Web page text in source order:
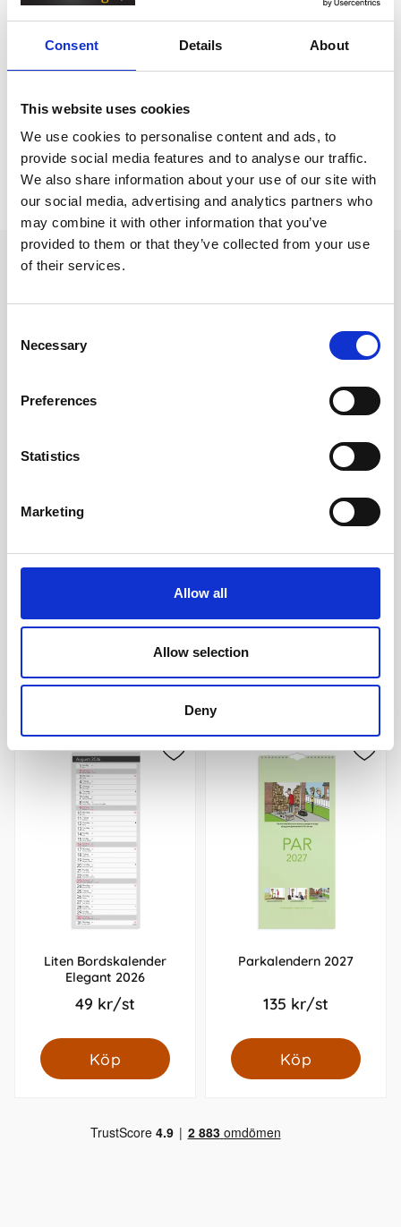
Consent Details About
This website uses cookies
We use cookies to personalise content and ads, to
provide social media features and to analyse our traffic.
We also share information about your use of our site with
our social media, advertising and analytics partners who
may combine it with other information that you’ve
provided to them or that they’ve collected from your use
of their services.
Selection
Necessary
Preferences
Statistics
Marketing
Allow all
Allow selection
Deny
Kalendrar & almanackor för 2027 / Väggkalender /F
amiljekalender
Kalendrar & almanackor för 2027
Kalendrar & almanackor för 2027 /
Prishistorik
Lägsta pris senaste 30 dagarna är 159 kr (2026-08-07)
Andra tittade även på
159 kr/st
Köp
Familjekalender Praktisk
149 kr/st
Köp
Andra köpte även
Liten Bordskalender
Elegant 2026
49 kr/st
Köp
Parkalendern 2027
135 kr/st
Köp